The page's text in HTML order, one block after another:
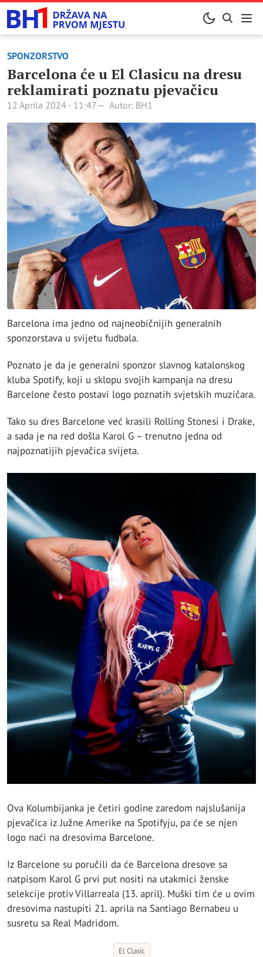
SPONZORSTVO
Barcelona će u El Clasicu na dresu
reklamirati poznatu pjevačicu
12 Aprila 2024 - 11:47 Autor: BH1
Barcelona ima jedno od najneobičnijih generalnih
sponzorstava u svijetu fudbala.
Poznato je da je generalni sponzor slavnog katalonskog
kluba Spotify, koji u sklopu svojih kampanja na dresu
Barcelone često postavi logo poznatih svjetskih muzičara.
Tako su dres Barcelone već krasili Rolling Stonesi i Drake,
a sada je na red došla Karol G – trenutno jedna od
najpoznatijih pjevačica svijeta.
Ova Kolumbijanka je četiri godine zaredom najslušanija
pjevačica iz Južne Amerike na Spotifyju, pa će se njen
logo naći na dresovima Barcelone.
Iz Barcelone su poručili da će Barcelona dresove sa
natpisom Karol G prvi put nositi na utakmici ženske
selekcije protiv Villarreala (13. april). Muški tim će u ovim
dresovima nastupiti 21. aprila na Santiago Bernabeu u
susretu sa Real Madridom.
El Clasic